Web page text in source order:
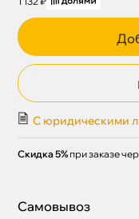
С юридическими
Скидка 5% при заказе
Самовывоз